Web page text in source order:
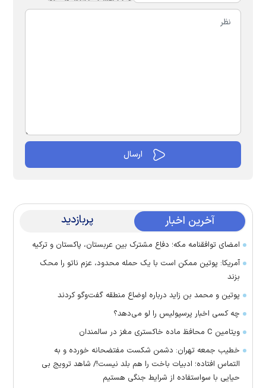
آخرین اخبار پربازدید
امضای توافقنامه مکه؛ دفاع مشترک بین عربستان، پاکستان و ترکیه
آمریکا: پوتین ممکن است با یک حمله محدود، عزم ناتو را محک
بزند
پوتین و محمد بن زاید درباره اوضاع منطقه گفت‌وگو کردند
چه کسی اخبار پرسپولیس را لو می‌دهد؟
ویتامین C محافظ ماده خاکستری مغز در سالمندان
خطیب جمعه تهران: دشمن شکست مفتضحانه خورده و به
التماس افتاده؛ ادبیات باخت را هم بلد نیست!/ شاهد ترویج بی
حیایی با سواستفاده از شرایط جنگی هستیم